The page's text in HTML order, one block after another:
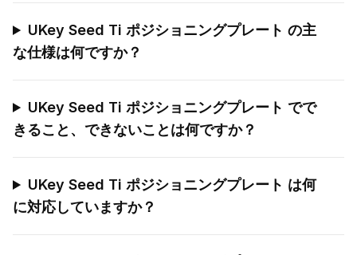
UKey Seed Ti ポジショニングプレート の主
な仕様は何ですか？
UKey Seed Ti ポジショニングプレート でで
きること、できないことは何ですか？
UKey Seed Ti ポジショニングプレート は何
に対応していますか？